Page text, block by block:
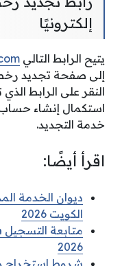
إلكترونيًا
يتيح الرابط التالي
إلى صفحة تجديد
النقر على الرابط
استكمال إنشاء
خدمة التجديد.
اقرأ أيضًا:
ديوان الخدمة
الكويت 2026
متابعة التسجيل
2026
شروط استخراج